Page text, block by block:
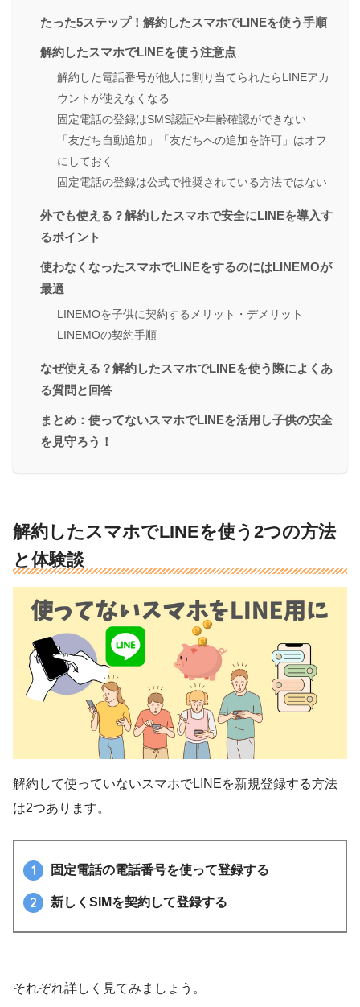
たった5ステップ！解約したスマホでLINEを使う手順
解約したスマホでLINEを使う注意点
解約した電話番号が他人に割り当てられたらLINEアカ
ウントが使えなくなる
固定電話の登録はSMS認証や年齢確認ができない
「友だち自動追加」「友だちへの追加を許可」はオフ
にしておく
固定電話の登録は公式で推奨されている方法ではない
外でも使える？解約したスマホで安全にLINEを導入す
るポイント
使わなくなったスマホでLINEをするのにはLINEMOが
最適
LINEMOを子供に契約するメリット・デメリット
LINEMOの契約手順
なぜ使える？解約したスマホでLINEを使う際によくあ
る質問と回答
まとめ：使ってないスマホでLINEを活用し子供の安全
を見守ろう！
解約したスマホでLINEを使う2つの方法
と体験談
解約して使っていないスマホでLINEを新規登録する方法
は2つあります。
固定電話の電話番号を使って登録する
新しくSIMを契約して登録する
それぞれ詳しく見てみましょう。